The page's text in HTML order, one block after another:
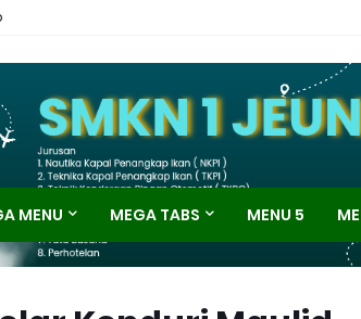
MENU MEGA TABS MENU 5